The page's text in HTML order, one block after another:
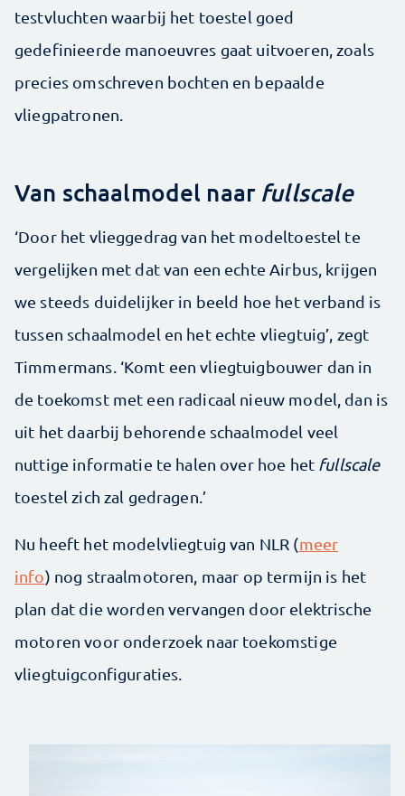
testvluchten waarbij het toestel goed
gedefinieerde manoeuvres gaat uitvoeren, zoals
precies omschreven bochten en bepaalde
vliegpatronen.
Van schaalmodel naar fullscale
‘Door het vlieggedrag van het modeltoestel te
vergelijken met dat van een echte Airbus, krijgen
we steeds duidelijker in beeld hoe het verband is
tussen schaalmodel en het echte vliegtuig’, zegt
Timmermans. ‘Komt een vliegtuigbouwer dan in
de toekomst met een radicaal nieuw model, dan is
uit het daarbij behorende schaalmodel veel
nuttige informatie te halen over hoe het fullscale
toestel zich zal gedragen.’
Nu heeft het modelvliegtuig van NLR (meer
info) nog straalmotoren, maar op termijn is het
plan dat die worden vervangen door elektrische
motoren voor onderzoek naar toekomstige
vliegtuigconfiguraties.